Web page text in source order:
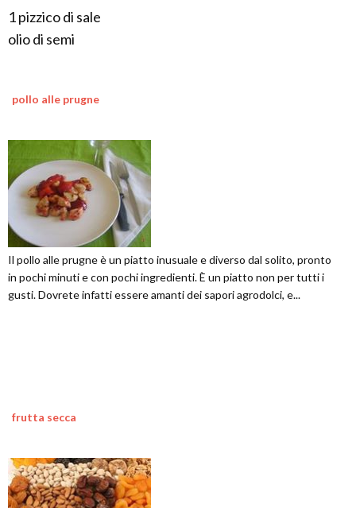
1 pizzico di sale
olio di semi
pollo alle prugne
Il pollo alle prugne è un piatto inusuale e diverso dal solito, pronto
in pochi minuti e con pochi ingredienti. È un piatto non per tutti i
gusti. Dovrete infatti essere amanti dei sapori agrodolci, e...
frutta secca